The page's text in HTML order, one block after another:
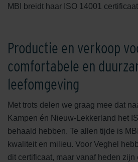
MBI breidt haar ISO 14001
Productie en verkoop
comfortabele en
leefomgeving
Met trots delen we graag mee dat
Kampen én Nieuw-Lekkerland het
behaald hebben. Te allen tijde is
kwaliteit en milieu. Voor Veghel
dit certificaat, maar vanaf heden zijn